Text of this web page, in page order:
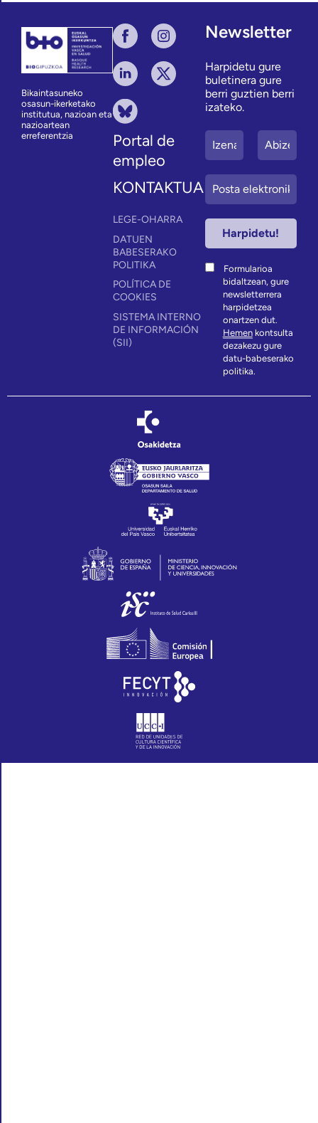
Bikaintasuneko
osasun-ikerketako
institutua, nazioan eta
nazioartean
erreferentzia
Portal de
empleo
KONTAKTUA
LEGE-OHARRA
DATUEN
BABESERAKO
POLITIKA
POLÍTICA DE
COOKIES
SISTEMA INTERNO
DE INFORMACIÓN
(SII)
Newsletter
Harpidetu gure
buletinera gure
berri guztien berri
izateko.
Formularioa
bidaltzean, gure
newsletterrera
harpidetzea
onartzen dut.
Hemenkontsulta
dezakezu gure
datu-babeserako
politika.